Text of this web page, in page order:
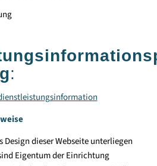
:
Design dieser Webseite unterliegen
Eigentum der Einrichtung